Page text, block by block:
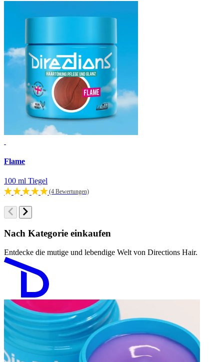
Flame
100 ml Tiegel
(4 Bewertungen)
Nach Kategorie einkaufen
Entdecke die mutige und lebendige Welt von Directions Hair.